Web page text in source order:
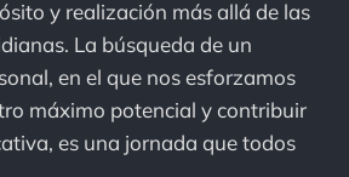
y realización más allá de las
La búsqueda de un
en el que nos esforzamos
máximo potencial y contribuir
es una jornada que todos